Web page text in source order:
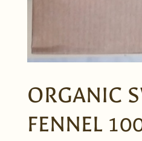
ORGANIC
FENNEL